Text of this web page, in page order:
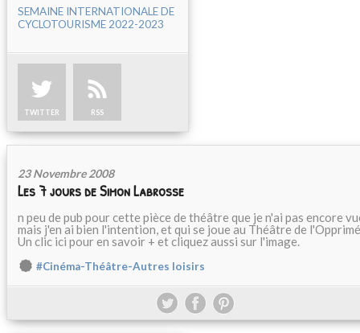
SEMAINE INTERNATIONALE DE
CYCLOTOURISME 2022-2023
TWITTER RSS
23 Novembre 2008
Les 7 jours de Simon Labrosse
n peu de pub pour cette pièce de théâtre que je n'ai pas encore
mais j'en ai bien l'intention, et qui se joue au Théâtre de
Un clic ici pour en savoir + et cliquez aussi sur l'image.
#Cinéma-Théâtre-Autres loisirs